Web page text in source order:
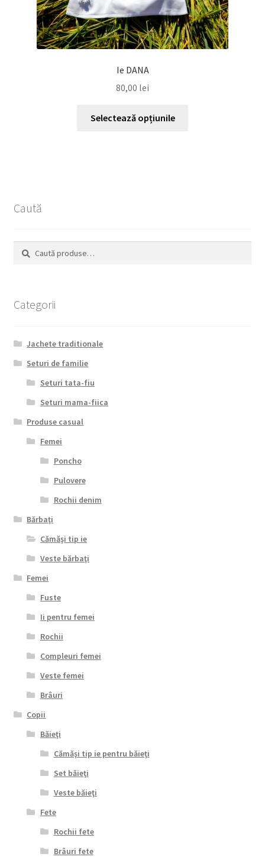
Ie DANA
80,00 lei
Selectează opțiunile
alese
Caută
Caută
după:
Caută
Categorii
Jachete traditionale
Seturi de familie
Seturi tata-fiu
Seturi mama-fiica
Produse casual
Femei
Poncho
Pulovere
Rochii denim
Bărbaţi
Cămăşi tip ie
Veste bărbaţi
Femei
Fuste
Ii pentru femei
Rochii
Compleuri femei
Veste femei
Brâuri
Copii
Băieţi
Cămăşi tip ie pentru băieţi
Set băieţi
Veste băieţi
Fete
Rochii fete
Brâuri fete